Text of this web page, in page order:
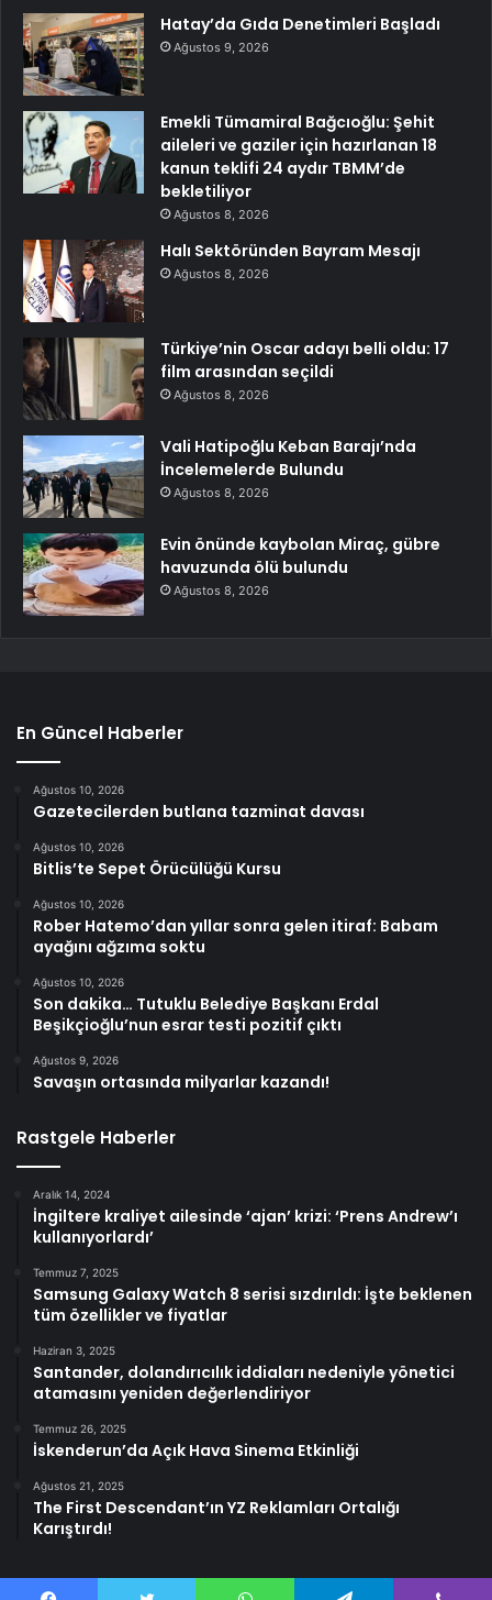
Hatay’da Gıda Denetimleri Başladı
Ağustos 9, 2026
Emekli Tümamiral Bağcıoğlu: Şehit
aileleri ve gaziler için hazırlanan 18
kanun teklifi 24 aydır TBMM’de
bekletiliyor
Ağustos 8, 2026
Halı Sektöründen Bayram Mesajı
Ağustos 8, 2026
Türkiye’nin Oscar adayı belli oldu: 17
film arasından seçildi
Ağustos 8, 2026
Vali Hatipoğlu Keban Barajı’nda
İncelemelerde Bulundu
Ağustos 8, 2026
Evin önünde kaybolan Miraç, gübre
havuzunda ölü bulundu
Ağustos 8, 2026
En Güncel Haberler
Ağustos 10, 2026
Gazetecilerden butlana tazminat davası
Ağustos 10, 2026
Bitlis’te Sepet Örücülüğü Kursu
Ağustos 10, 2026
Rober Hatemo’dan yıllar sonra gelen itiraf: Babam
ayağını ağzıma soktu
Ağustos 10, 2026
Son dakika… Tutuklu Belediye Başkanı Erdal
Beşikçioğlu’nun esrar testi pozitif çıktı
Ağustos 9, 2026
Savaşın ortasında milyarlar kazandı!
Rastgele Haberler
Aralık 14, 2024
İngiltere kraliyet ailesinde ‘ajan’ krizi: ‘Prens Andrew’ı
kullanıyorlardı’
Temmuz 7, 2025
Samsung Galaxy Watch 8 serisi sızdırıldı: İşte beklenen
tüm özellikler ve fiyatlar
Haziran 3, 2025
Santander, dolandırıcılık iddiaları nedeniyle yönetici
atamasını yeniden değerlendiriyor
Temmuz 26, 2025
İskenderun’da Açık Hava Sinema Etkinliği
Ağustos 21, 2025
The First Descendant’ın YZ Reklamları Ortalığı
Karıştırdı!